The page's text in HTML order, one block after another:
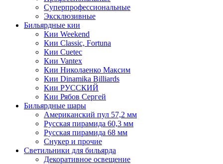
Суперпрофессиональные
Эксклюзивные
Бильярдные кии
Кии Weekend
Кии Classic, Fortuna
Кии Cuetec
Кии Vantex
Кии Николаенко Максим
Кии Dinamika Billiards
Кии РУССКИЙ
Кии Рябов Сергей
Бильярдные шары
Американский пул 57,2 мм
Русская пирамида 60,3 мм
Русская пирамида 68 мм
Снукер и прочие
Светильники для бильярда
Декоративное освещение